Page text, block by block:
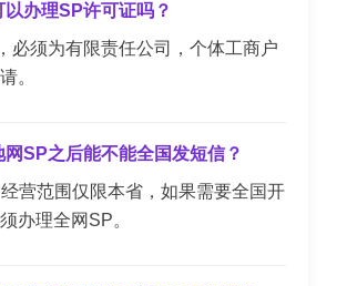
办理SP许可证吗？
必须为有限责任公司，个体工商户
。
网SP之后能不能全国发短信？
营范围仅限本省，如果需要全国开
办理全网SP。